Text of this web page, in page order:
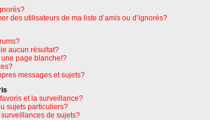
des utilisateurs de ma liste d’amis ou d’ignorés?
aucun résultat?
page blanche!?
messages et sujets?
et la surveillance?
sujets particuliers?
de sujets?